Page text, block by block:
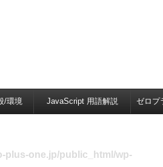
/環境 JavaScript 用語解説 ゼロプ
plus-one.jp/public_html/wp-